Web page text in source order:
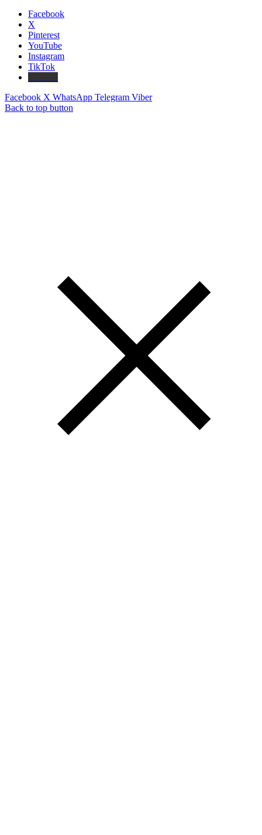
Facebook
X
Pinterest
YouTube
Instagram
TikTok
Facebook X WhatsApp Telegram Viber
Back to top button